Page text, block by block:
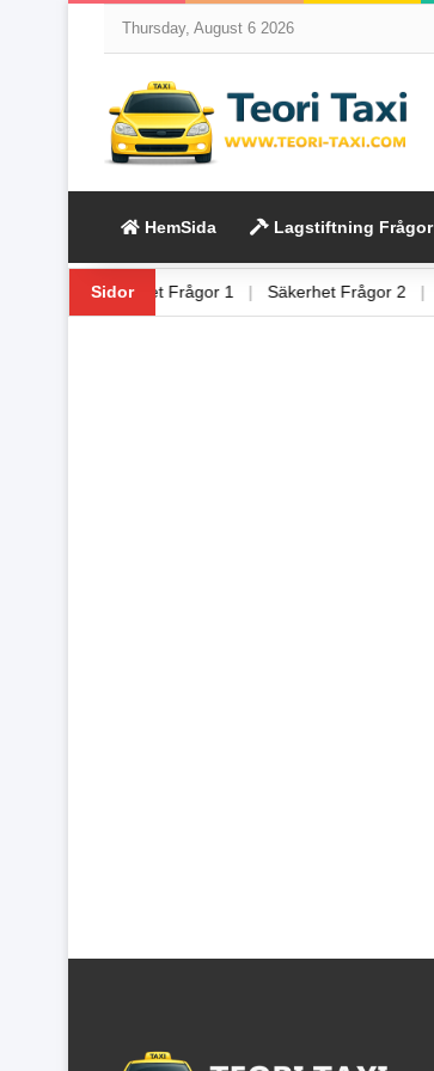
Thursday, August 6 2026
HemSida Lagstiftning Frågor
Sidor
| Säkerhet Frågor 1 | Säkerhet Frågor 2